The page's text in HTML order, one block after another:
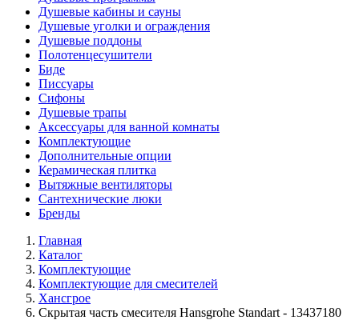
Душевые кабины и сауны
Душевые уголки и ограждения
Душевые поддоны
Полотенцесушители
Биде
Писсуары
Сифоны
Душевые трапы
Аксессуары для ванной комнаты
Комплектующие
Дополнительные опции
Керамическая плитка
Вытяжные вентиляторы
Сантехнические люки
Бренды
Главная
Каталог
Комплектующие
Комплектующие для смесителей
Хансгрое
Скрытая часть смесителя Hansgrohe Standart - 13437180